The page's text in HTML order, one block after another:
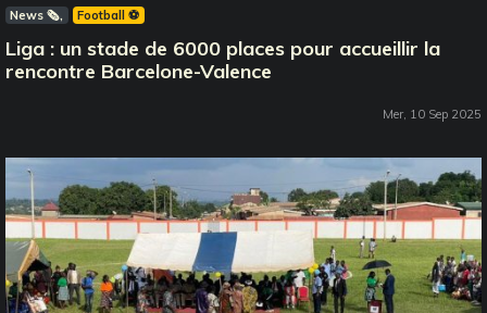
News 🗞️ Football ⚽️
Liga : un stade de 6000 places pour accueillir la
rencontre Barcelone-Valence
Mer, 10 Sep 2025